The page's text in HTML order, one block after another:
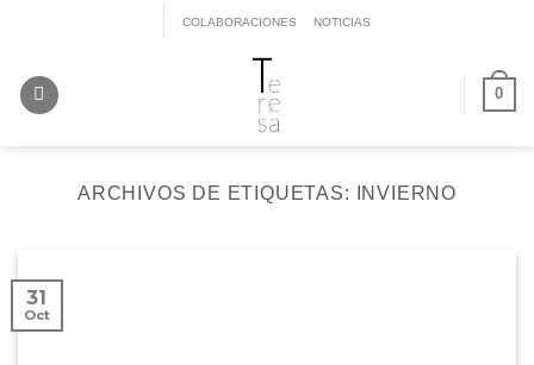
contenido
COLABORACIONES NOTICIAS
0
ARCHIVOS DE ETIQUETAS: INVIERNO
31
Oct